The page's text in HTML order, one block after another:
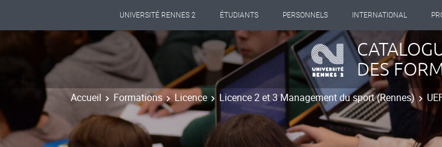
UNIVERSITÉ RENNES 2 ÉTUDIANTS PERSONNELS INTERNATIONAL
DES
Accueil Formations Licence Licence 2 et 3 Management du sport (Rennes)